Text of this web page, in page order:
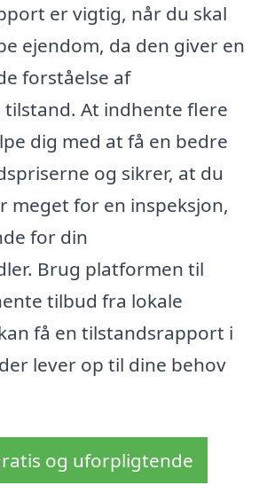
er vigtig, når du skal
ejendom, da den giver en
forståelse af
tilstand. At indhente flere
dig med at få en bedre
og sikrer, at du
meget for en inspeksjon,
for din
Brug platformen til
tilbud fra lokale
få en tilstandsrapport i
lever op til dine behov
og uforpligtende